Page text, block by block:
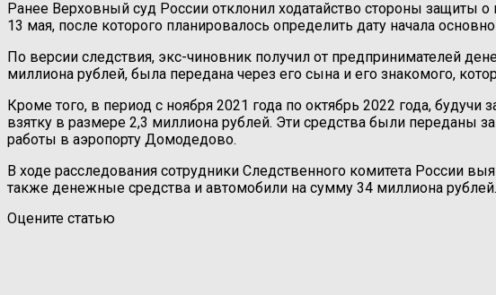
Ранее Верховный суд России отклонил ходатайство стороны защиты
13 мая, после которого планировалось определить дату начала
По версии следствия, экс-чиновник получил от предпринимателей
миллиона рублей, была передана через его сына и его знакомого,
Кроме того, в период с ноября 2021 года по октябрь 2022 года,
взятку в размере 2,3 миллиона рублей. Эти средства были переданы
работы в аэропорту Домодедово.
В ходе расследования сотрудники Следственного комитета России
также денежные средства и автомобили на сумму 34 миллиона рублей.
Оцените статью